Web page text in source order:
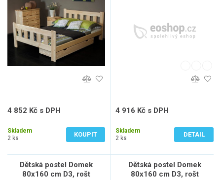
4 852 Kč s DPH
Skladem
2 ks
KOUPIT
4 916 Kč s DPH
Skladem
2 ks
DETAIL
Dětská postel Domek
80x160 cm D3, rošt
Dětská postel Domek
80x160 cm D3, rošt